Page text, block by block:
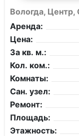
Вологда,
Аренда:
Цена:
За кв. м.:
Кол. ком.:
Комнаты:
Сан. узел:
Ремонт:
Площадь:
Этажность: